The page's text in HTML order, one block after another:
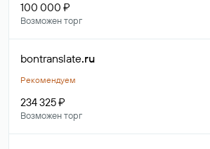
100 000 ₽
Возможен торг
bontranslate.ru
Рекомендуем
234 325 ₽
Возможен торг